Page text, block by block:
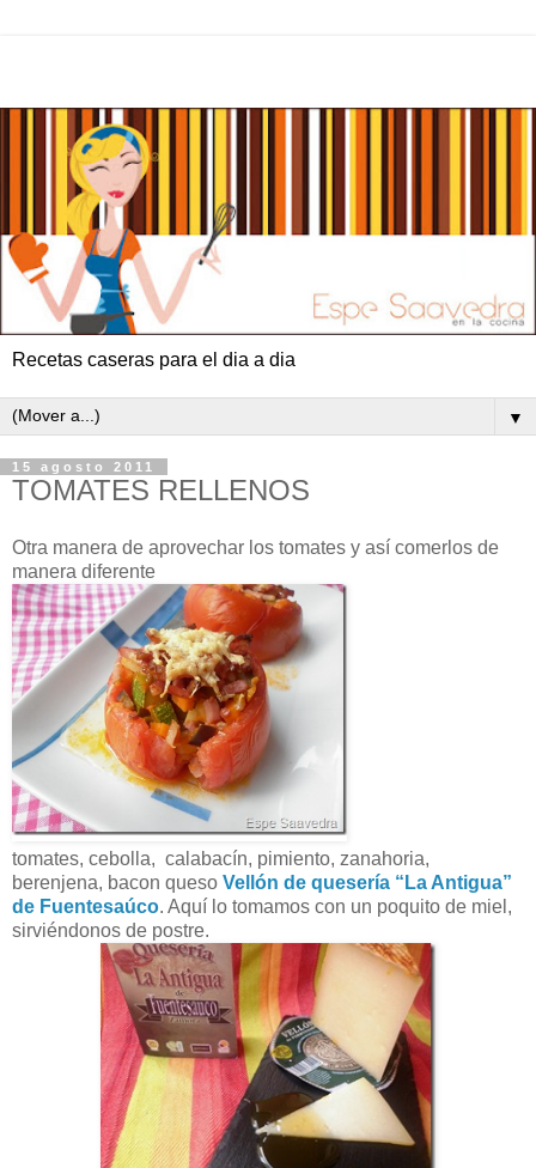
Recetas caseras para el dia a dia
▼
15 agosto 2011
TOMATES RELLENOS
Otra manera de aprovechar los tomates y así comerlos de
manera diferente
tomates, cebolla, calabacín, pimiento, zanahoria,
berenjena, bacon queso Vellón de quesería “La Antigua”
de Fuentesaúco. Aquí lo tomamos con un poquito de miel,
sirviéndonos de postre.